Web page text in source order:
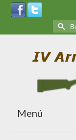
Menú